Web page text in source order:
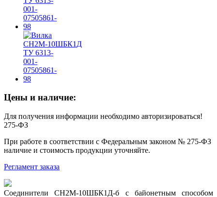
Цены и наличие:
Для получения информации необходимо авторизироваться!
275-ФЗ
При работе в соответствии с Федеральным законом № 275-ФЗ
наличие и стоимость продукции уточняйте.
Регламент заказа
Соединители СН2М-10ШБК1Д-б с байонетным способом